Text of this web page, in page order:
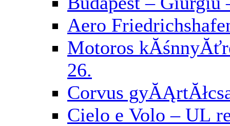
Aero
Motoros
26.
Corvus
Cielo e Volo – UL